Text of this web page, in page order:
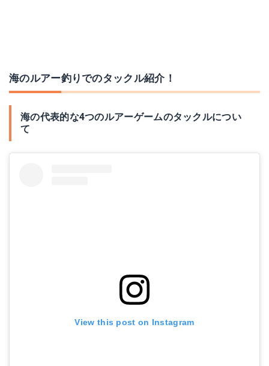
海のルアー釣りでのタックル紹介！
海の代表的な4つのルアーゲームのタックルについ
て
View this post on Instagram